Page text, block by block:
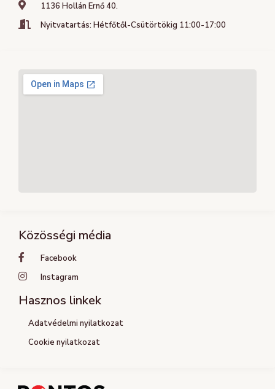
1136 Hollán Ernő 40.
Nyitvatartás: Hétfőtől-Csütörtökig 11:00-17:00
Közösségi média
Facebook
Instagram
Hasznos linkek
Adatvédelmi nyilatkozat
Cookie nyilatkozat